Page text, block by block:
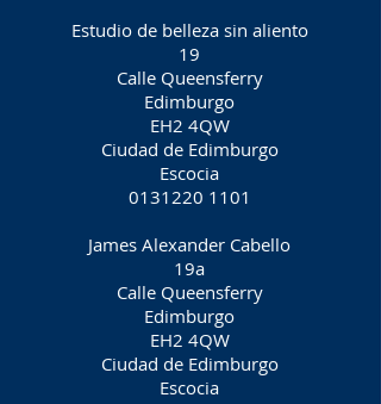
Estudio de belleza sin aliento
19
Calle Queensferry
Edimburgo
EH2 4QW
Ciudad de Edimburgo
Escocia
0131220 1101
James Alexander Cabello
19a
Calle Queensferry
Edimburgo
EH2 4QW
Ciudad de Edimburgo
Escocia